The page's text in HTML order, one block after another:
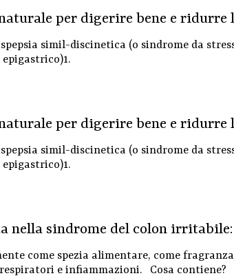
per digerire bene e ridurre
simil-discinetica (o sindrome da
per digerire bene e ridurre
simil-discinetica (o sindrome da
nella sindrome del colon
come spezia alimentare, come
e infiammazioni. Cosa contiene?